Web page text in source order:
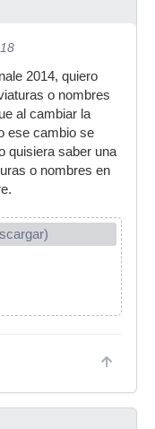
2014, quiero
o nombres
al cambiar la
ese cambio se
quisiera saber una
o nombres en